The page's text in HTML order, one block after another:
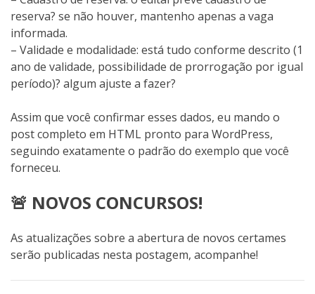
reserva? se não houver, mantenho apenas a vaga
informada.
– Validade e modalidade: está tudo conforme descrito (1
ano de validade, possibilidade de prorrogação por igual
período)? algum ajuste a fazer?
Assim que você confirmar esses dados, eu mando o
post completo em HTML pronto para WordPress,
seguindo exatamente o padrão do exemplo que você
forneceu.
🚨 NOVOS CONCURSOS!
As atualizações sobre a abertura de novos certames
serão publicadas nesta postagem, acompanhe!